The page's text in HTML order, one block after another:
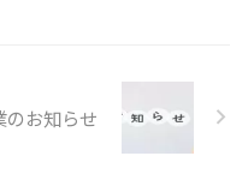
のお知らせ